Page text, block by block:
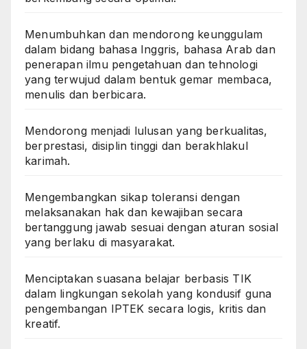
Menumbuhkan dan mendorong keunggulam
dalam bidang bahasa Inggris, bahasa Arab dan
penerapan ilmu pengetahuan dan tehnologi
yang terwujud dalam bentuk gemar membaca,
menulis dan berbicara.
Mendorong menjadi lulusan yang berkualitas,
berprestasi, disiplin tinggi dan berakhlakul
karimah.
Mengembangkan sikap toleransi dengan
melaksanakan hak dan kewajiban secara
bertanggung jawab sesuai dengan aturan sosial
yang berlaku di masyarakat.
Menciptakan suasana belajar berbasis TIK
dalam lingkungan sekolah yang kondusif guna
pengembangan IPTEK secara logis, kritis dan
kreatif.